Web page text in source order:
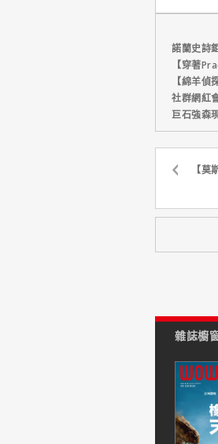
諾蘭史詩
【穿著
【綿羊
社群網紅
巨石強森
【
雜誌櫥